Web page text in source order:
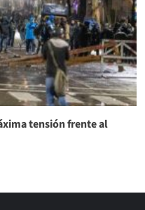
tensión frente al